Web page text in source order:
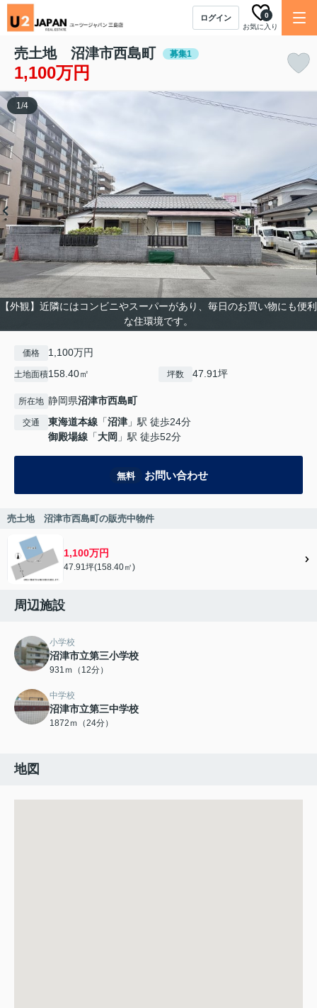
ログイン
お気に入り
0
売土地 沼津市西島町 募集1
1,100万円
【外観】近隣にはコンビニやスーパーがあり、毎日のお買い物にも便利
な住環境です。
1/4
価格 1,100万円
土地面積158.40㎡ 坪数 47.91坪
所在地 静岡県沼津市西島町
交通 東海道本線 「沼津 」駅 徒歩24分
御殿場線 「大岡 」駅 徒歩52分
無料 お問い合わせ
売土地 沼津市西島町の販売中物件
1,100万円
47.91坪(158.40㎡)
周辺施設
小学校
沼津市立第三小学校
931ｍ（12分）
中学校
沼津市立第三中学校
1872ｍ（24分）
地図